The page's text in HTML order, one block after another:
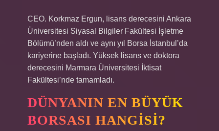
CEO. Korkmaz Ergun, lisans derecesini Ankara
Üniversitesi Siyasal Bilgiler Fakültesi İşletme
Bölümü’nden aldı ve aynı yıl Borsa İstanbul’da
kariyerine başladı. Yüksek lisans ve doktora
derecesini Marmara Üniversitesi İktisat
Fakültesi’nde tamamladı.
DÜNYANIN EN BÜYÜK
BORSASI HANGISI?